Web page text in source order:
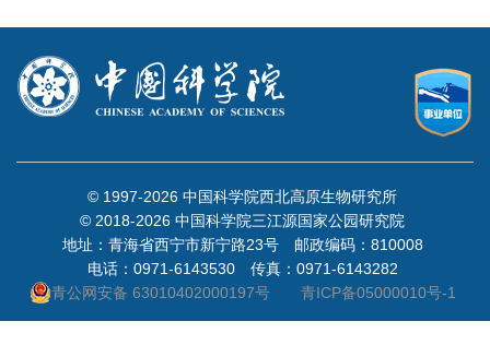
© 1997-2026 中国科学院西北高原生物研究所
© 2018-2026 中国科学院三江源国家公园研究院
地址：青海省西宁市新宁路23号 邮政编码：810008
电话：0971-6143530 传真：0971-6143282
青公网安备 63010402000197号
青ICP备05000010号-1